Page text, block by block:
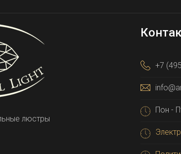
люстры
+7
Пон -